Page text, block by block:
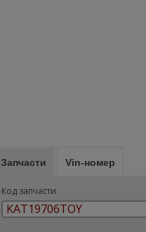
Запчасти Vin-номер
Код запчасти